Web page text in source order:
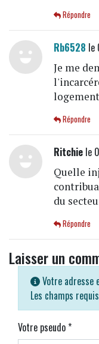
Répondre
Rb6528 le
Je me
logement
Répondre
Ritchiele
Quelle
du
Répondre
Laisser un
Votre adresse
Les champs
Votre pseudo*